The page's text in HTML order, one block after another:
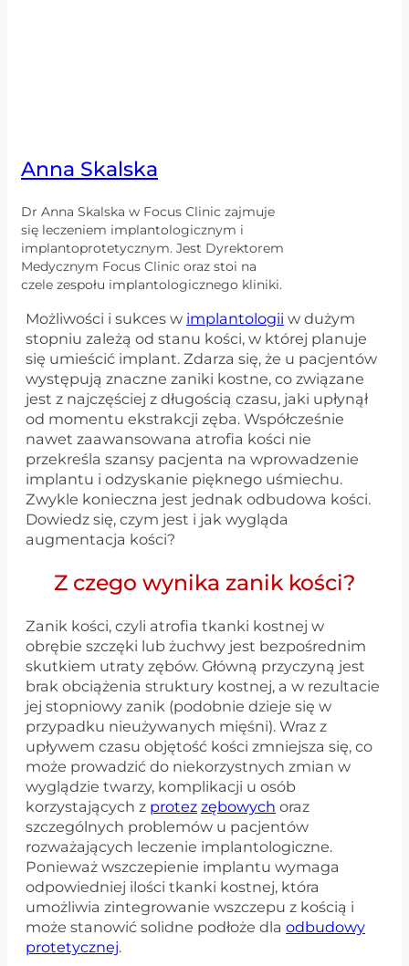
Anna Skalska
Dr Anna Skalska w Focus Clinic zajmuje
się leczeniem implantologicznym i
implantoprotetycznym. Jest Dyrektorem
Medycznym Focus Clinic oraz stoi na
czele zespołu implantologicznego kliniki.
Możliwości i sukces w implantologii w dużym
stopniu zależą od stanu kości, w której planuje
się umieścić implant. Zdarza się, że u pacjentów
występują znaczne zaniki kostne, co związane
jest z najczęściej z długością czasu, jaki upłynął
od momentu ekstrakcji zęba. Współcześnie
nawet zaawansowana atrofia kości nie
przekreśla szansy pacjenta na wprowadzenie
implantu i odzyskanie pięknego uśmiechu.
Zwykle konieczna jest jednak odbudowa kości.
Dowiedz się, czym jest i jak wygląda
augmentacja kości?
Z czego wynika zanik kości?
Zanik kości, czyli atrofia tkanki kostnej w
obrębie szczęki lub żuchwy jest bezpośrednim
skutkiem utraty zębów. Główną przyczyną jest
brak obciążenia struktury kostnej, a w rezultacie
jej stopniowy zanik (podobnie dzieje się w
przypadku nieużywanych mięśni). Wraz z
upływem czasu objętość kości zmniejsza się, co
może prowadzić do niekorzystnych zmian w
wyglądzie twarzy, komplikacji u osób
korzystających z protez zębowych oraz
szczególnych problemów u pacjentów
rozważających leczenie implantologiczne.
Ponieważ wszczepienie implantu wymaga
odpowiedniej ilości tkanki kostnej, która
umożliwia zintegrowanie wszczepu z kością i
może stanowić solidne podłoże dla odbudowy
protetycznej.